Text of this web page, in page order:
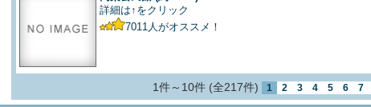
詳細は↑をクリック
7011 人がオススメ！
1件～10件 (全217件) 1 2 3 4 5 6 7